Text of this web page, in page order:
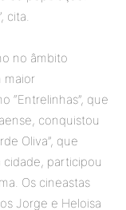
cita.
no âmbito
maior
“Entrelinhas”, que
conquistou
Oliva”, que
participou
Os cineastas
Jorge e Heloisa